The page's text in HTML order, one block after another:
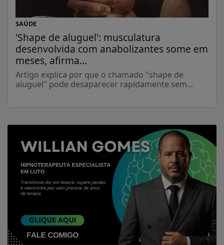
SAÚDE
'Shape de aluguel': musculatura
desenvolvida com anabolizantes some em
meses, afirma...
Artigo explica por que o chamado "shape de
aluguel" pode desaparecer rapidamente sem...